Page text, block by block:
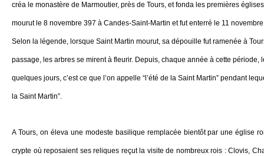
créa le monastère de Marmoutier, près de Tours, et fonda les premières
mourut le 8 novembre 397 à Candes-Saint-Martin et fut enterré le 11
Selon la légende, lorsque Saint Martin mourut, sa dépouille fut ramenée à
passage, les arbres se mirent à fleurir. Depuis, chaque année à cette période,
quelques jours, c’est ce que l’on appelle “l’été de la Saint Martin” pendant
la Saint Martin”.
A Tours, on éleva une modeste basilique remplacée bientôt par une église
crypte où reposaient ses reliques reçut la visite de nombreux rois : Clovis,